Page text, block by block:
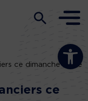
Ouvrir la
ce dimanche sur le
ce